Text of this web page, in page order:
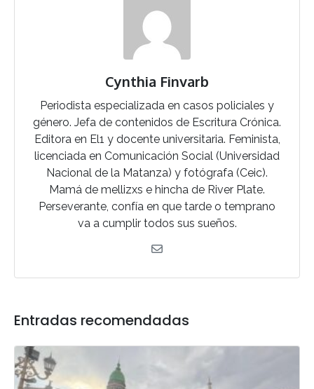
Cynthia Finvarb
Periodista especializada en casos policiales y
género. Jefa de contenidos de Escritura Crónica.
Editora en El1 y docente universitaria. Feminista,
licenciada en Comunicación Social (Universidad
Nacional de la Matanza) y fotógrafa (Ceic).
Mamá de mellizxs e hincha de River Plate.
Perseverante, confía en que tarde o temprano
va a cumplir todos sus sueños.
Entradas recomendadas